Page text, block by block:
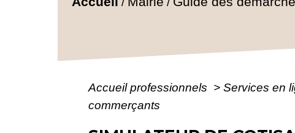
Accueil professionnels > Services en
commerçants